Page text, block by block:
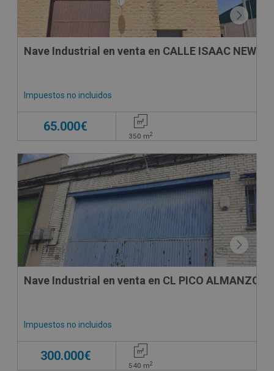
Nave Industrial en venta en CALLE ISAAC
Impuestos no incluidos
65.000€
350 m2
CONDICIONES ESPECIALES
Nave Industrial en venta en CL PICO ALMANZOR,
Impuestos no incluidos
300.000€
540 m2